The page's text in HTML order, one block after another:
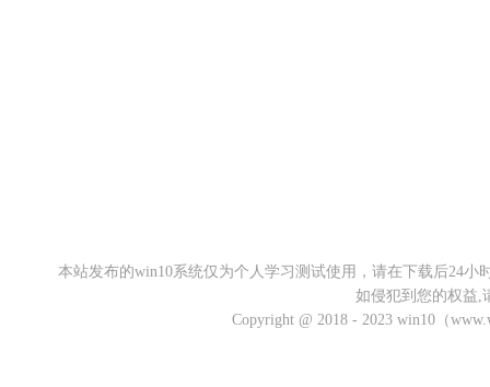
本站发布的win10系统仅为个人学习测试使用，请在下载后24
如侵犯到您的权益,
Copyright @ 2018 - 2023 win10（